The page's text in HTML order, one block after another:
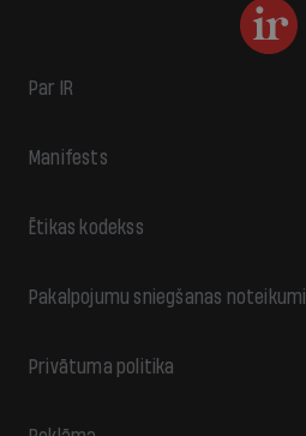
Par IR
Manifests
Ētikas kodekss
Pakalpojumu sniegšanas noteikumi
Privātuma politika